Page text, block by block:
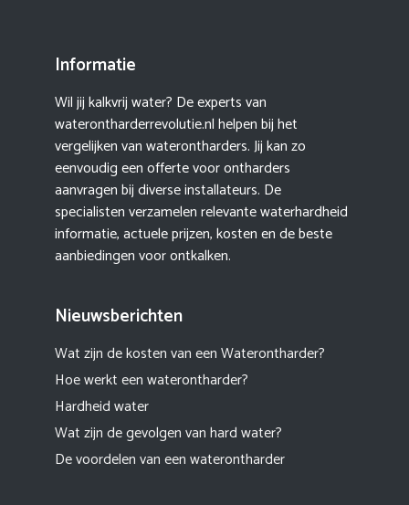
Informatie
Wil jij kalkvrij water? De experts van
waterontharderrevolutie.nl helpen bij het
vergelijken van waterontharders. Jij kan zo
eenvoudig een offerte voor ontharders
aanvragen bij diverse installateurs. De
specialisten verzamelen relevante waterhardheid
informatie, actuele prijzen, kosten en de beste
aanbiedingen voor ontkalken.
Nieuwsberichten
Wat zijn de kosten van een Waterontharder?
Hoe werkt een waterontharder?
Hardheid water
Wat zijn de gevolgen van hard water?
De voordelen van een waterontharder